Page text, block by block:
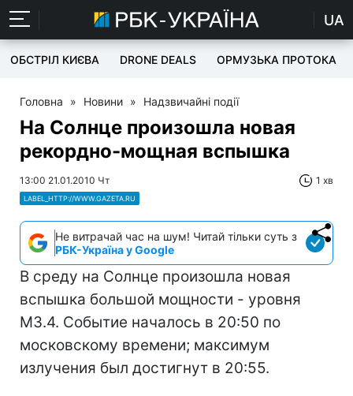
UA
ОБСТРІЛ КИЄВА DRONE DEALS ОРМУЗЬКА ПРОТОКА
Головна » Новини » Надзвичайні події
На Солнце произошла новая
рекордно-мощная вспышка
13:00 21.01.2010 Чт 1 хв
LABEL_HTTP://WWW.GAZETA.RU
Не витрачай час на шум! Читай тільки суть з
РБК-Україна у Google
В среду на Солнце произошла новая
вспышка большой мощности - уровня
M3.4. Событие началось в 20:50 по
московскому времени; максимум
излучения был достигнут в 20:55.